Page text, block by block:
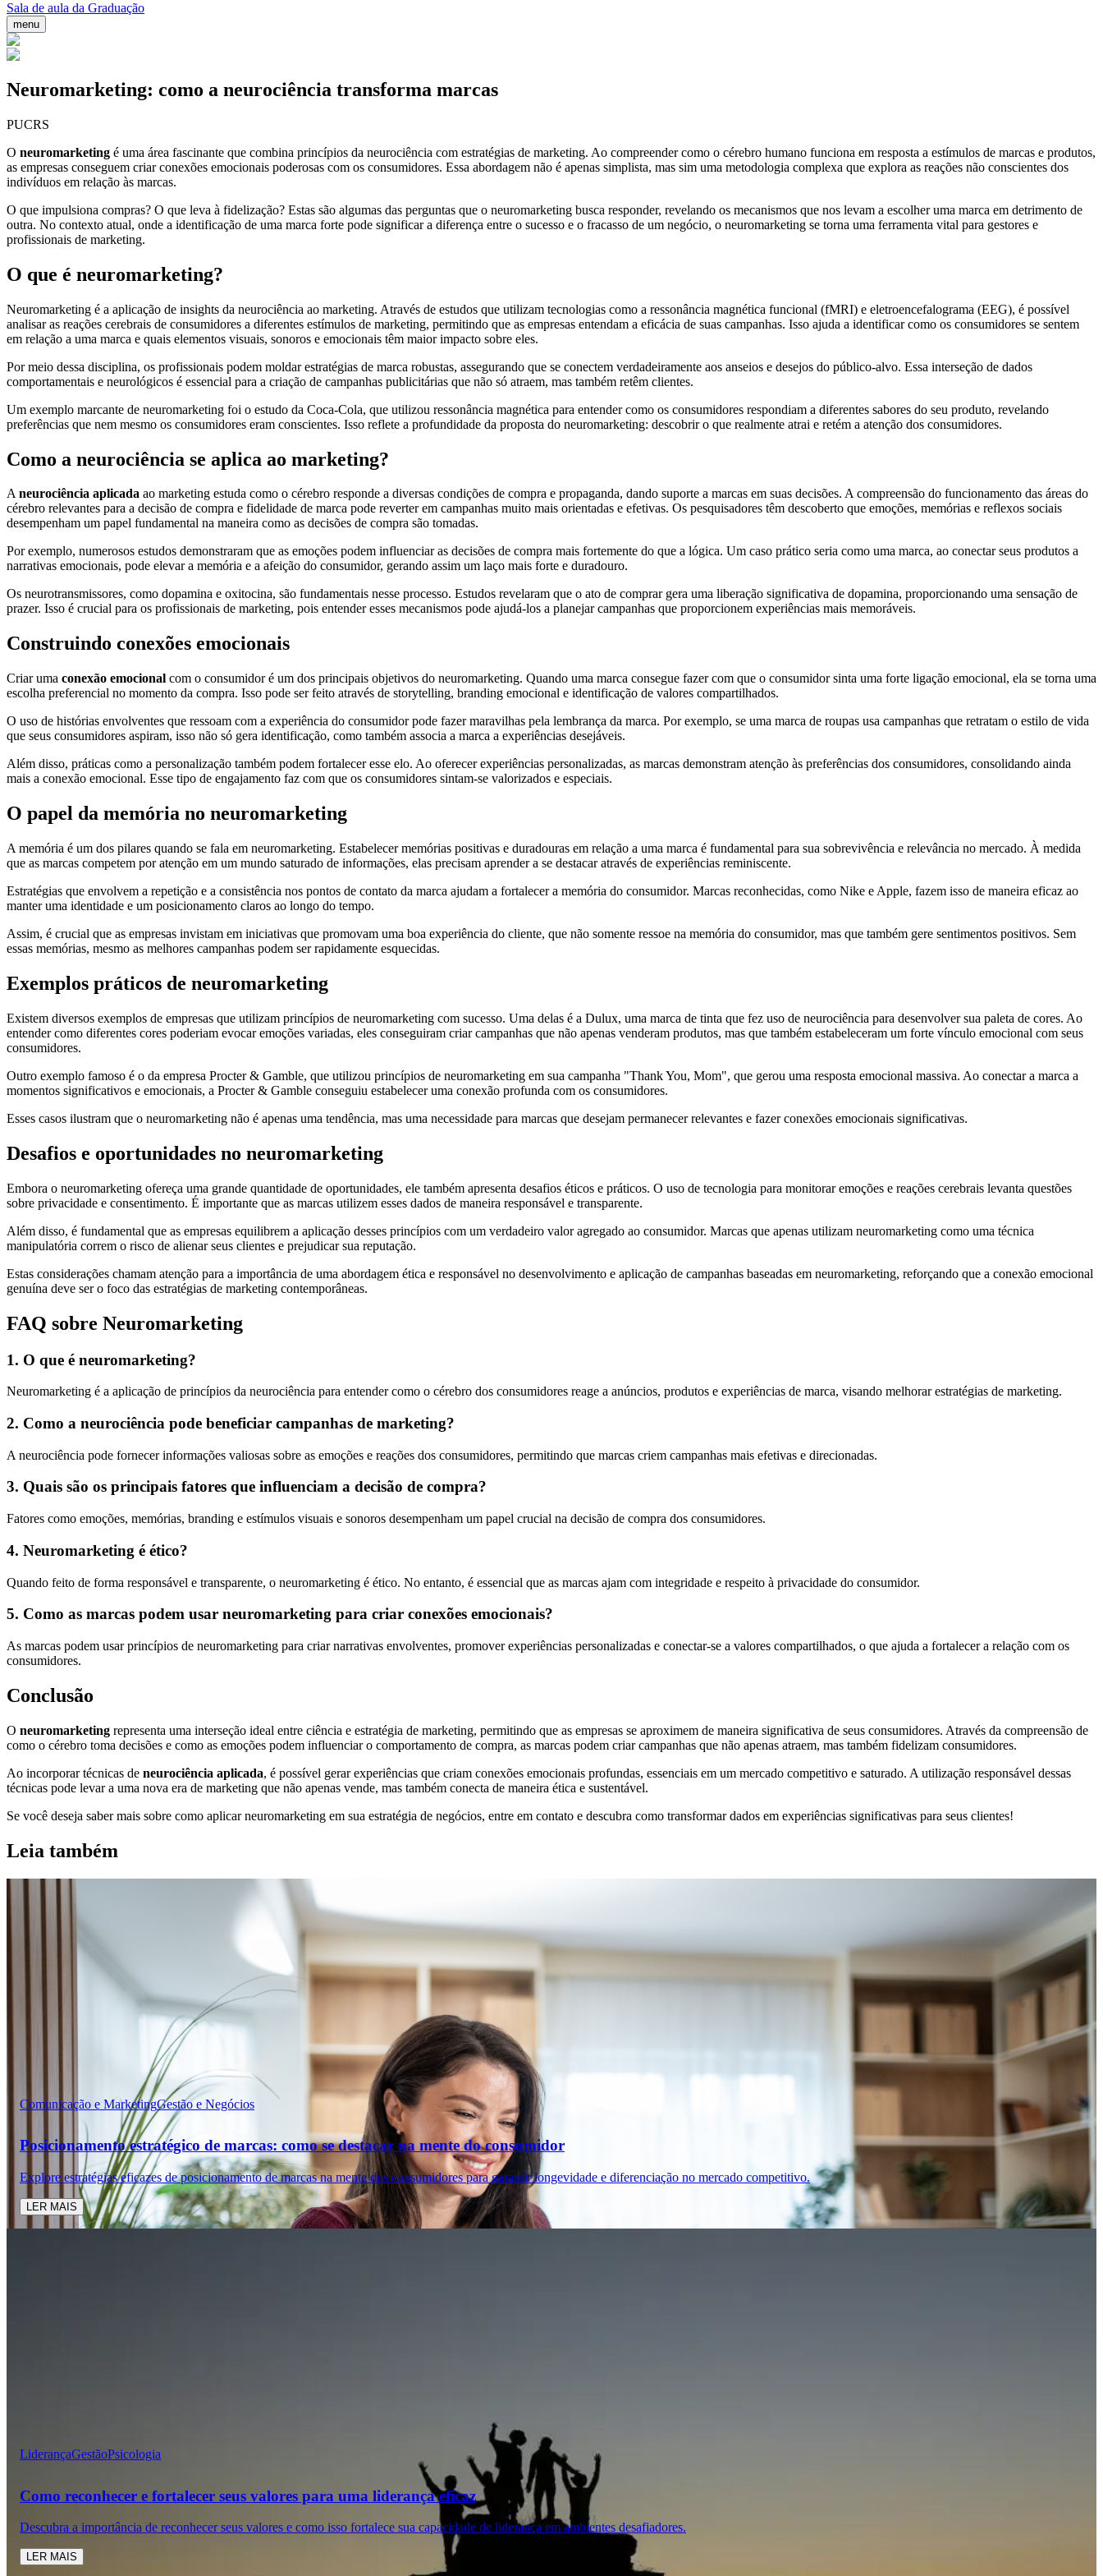
Sala de aula da Graduação
menu
Neuromarketing: como a neurociência transforma marcas
PUCRS
O neuromarketing é uma área fascinante que combina princípios da neurociência com estratégias de marketing. Ao compreender como o cérebro humano funciona em resposta a estímulos de marcas e produtos,
as empresas conseguem criar conexões emocionais poderosas com os consumidores. Essa abordagem não é apenas simplista, mas sim uma metodologia complexa que explora as reações não conscientes dos
indivíduos em relação às marcas.
O que impulsiona compras? O que leva à fidelização? Estas são algumas das perguntas que o neuromarketing busca responder, revelando os mecanismos que nos levam a escolher uma marca em detrimento de
outra. No contexto atual, onde a identificação de uma marca forte pode significar a diferença entre o sucesso e o fracasso de um negócio, o neuromarketing se torna uma ferramenta vital para gestores e
profissionais de marketing.
O que é neuromarketing?
Neuromarketing é a aplicação de insights da neurociência ao marketing. Através de estudos que utilizam tecnologias como a ressonância magnética funcional (fMRI) e eletroencefalograma (EEG), é possível
analisar as reações cerebrais de consumidores a diferentes estímulos de marketing, permitindo que as empresas entendam a eficácia de suas campanhas. Isso ajuda a identificar como os consumidores se sentem
em relação a uma marca e quais elementos visuais, sonoros e emocionais têm maior impacto sobre eles.
Por meio dessa disciplina, os profissionais podem moldar estratégias de marca robustas, assegurando que se conectem verdadeiramente aos anseios e desejos do público-alvo. Essa interseção de dados
comportamentais e neurológicos é essencial para a criação de campanhas publicitárias que não só atraem, mas também retêm clientes.
Um exemplo marcante de neuromarketing foi o estudo da Coca-Cola, que utilizou ressonância magnética para entender como os consumidores respondiam a diferentes sabores do seu produto, revelando
preferências que nem mesmo os consumidores eram conscientes. Isso reflete a profundidade da proposta do neuromarketing: descobrir o que realmente atrai e retém a atenção dos consumidores.
Como a neurociência se aplica ao marketing?
Aneurociência aplicada ao marketing estuda como o cérebro responde a diversas condições de compra e propaganda, dando suporte a marcas em suas decisões. A compreensão do funcionamento das áreas do
cérebro relevantes para a decisão de compra e fidelidade de marca pode reverter em campanhas muito mais orientadas e efetivas. Os pesquisadores têm descoberto que emoções, memórias e reflexos sociais
desempenham um papel fundamental na maneira como as decisões de compra são tomadas.
Por exemplo, numerosos estudos demonstraram que as emoções podem influenciar as decisões de compra mais fortemente do que a lógica. Um caso prático seria como uma marca, ao conectar seus produtos a
narrativas emocionais, pode elevar a memória e a afeição do consumidor, gerando assim um laço mais forte e duradouro.
Os neurotransmissores, como dopamina e oxitocina, são fundamentais nesse processo. Estudos revelaram que o ato de comprar gera uma liberação significativa de dopamina, proporcionando uma sensação de
prazer. Isso é crucial para os profissionais de marketing, pois entender esses mecanismos pode ajudá-los a planejar campanhas que proporcionem experiências mais memoráveis.
Construindo conexões emocionais
Criar uma conexão emocional com o consumidor é um dos principais objetivos do neuromarketing. Quando uma marca consegue fazer com que o consumidor sinta uma forte ligação emocional, ela se torna uma
escolha preferencial no momento da compra. Isso pode ser feito através de storytelling, branding emocional e identificação de valores compartilhados.
O uso de histórias envolventes que ressoam com a experiência do consumidor pode fazer maravilhas pela lembrança da marca. Por exemplo, se uma marca de roupas usa campanhas que retratam o estilo de vida
que seus consumidores aspiram, isso não só gera identificação, como também associa a marca a experiências desejáveis.
Além disso, práticas como a personalização também podem fortalecer esse elo. Ao oferecer experiências personalizadas, as marcas demonstram atenção às preferências dos consumidores, consolidando ainda
mais a conexão emocional. Esse tipo de engajamento faz com que os consumidores sintam-se valorizados e especiais.
O papel da memória no neuromarketing
A memória é um dos pilares quando se fala em neuromarketing. Estabelecer memórias positivas e duradouras em relação a uma marca é fundamental para sua sobrevivência e relevância no mercado. À medida
que as marcas competem por atenção em um mundo saturado de informações, elas precisam aprender a se destacar através de experiências reminiscente.
Estratégias que envolvem a repetição e a consistência nos pontos de contato da marca ajudam a fortalecer a memória do consumidor. Marcas reconhecidas, como Nike e Apple, fazem isso de maneira eficaz ao
manter uma identidade e um posicionamento claros ao longo do tempo.
Assim, é crucial que as empresas invistam em iniciativas que promovam uma boa experiência do cliente, que não somente ressoe na memória do consumidor, mas que também gere sentimentos positivos. Sem
essas memórias, mesmo as melhores campanhas podem ser rapidamente esquecidas.
Exemplos práticos de neuromarketing
Existem diversos exemplos de empresas que utilizam princípios de neuromarketing com sucesso. Uma delas é a Dulux, uma marca de tinta que fez uso de neurociência para desenvolver sua paleta de cores. Ao
entender como diferentes cores poderiam evocar emoções variadas, eles conseguiram criar campanhas que não apenas venderam produtos, mas que também estabeleceram um forte vínculo emocional com seus
consumidores.
Outro exemplo famoso é o da empresa Procter & Gamble, que utilizou princípios de neuromarketing em sua campanha "Thank You, Mom", que gerou uma resposta emocional massiva. Ao conectar a marca a
momentos significativos e emocionais, a Procter & Gamble conseguiu estabelecer uma conexão profunda com os consumidores.
Esses casos ilustram que o neuromarketing não é apenas uma tendência, mas uma necessidade para marcas que desejam permanecer relevantes e fazer conexões emocionais significativas.
Desafios e oportunidades no neuromarketing
Embora o neuromarketing ofereça uma grande quantidade de oportunidades, ele também apresenta desafios éticos e práticos. O uso de tecnologia para monitorar emoções e reações cerebrais levanta questões
sobre privacidade e consentimento. É importante que as marcas utilizem esses dados de maneira responsável e transparente.
Além disso, é fundamental que as empresas equilibrem a aplicação desses princípios com um verdadeiro valor agregado ao consumidor. Marcas que apenas utilizam neuromarketing como uma técnica
manipulatória correm o risco de alienar seus clientes e prejudicar sua reputação.
Estas considerações chamam atenção para a importância de uma abordagem ética e responsável no desenvolvimento e aplicação de campanhas baseadas em neuromarketing, reforçando que a conexão emocional
genuína deve ser o foco das estratégias de marketing contemporâneas.
FAQ sobre Neuromarketing
1. O que é neuromarketing?
Neuromarketing é a aplicação de princípios da neurociência para entender como o cérebro dos consumidores reage a anúncios, produtos e experiências de marca, visando melhorar estratégias de marketing.
2. Como a neurociência pode beneficiar campanhas de marketing?
A neurociência pode fornecer informações valiosas sobre as emoções e reações dos consumidores, permitindo que marcas criem campanhas mais efetivas e direcionadas.
3. Quais são os principais fatores que influenciam a decisão de compra?
Fatores como emoções, memórias, branding e estímulos visuais e sonoros desempenham um papel crucial na decisão de compra dos consumidores.
4. Neuromarketing é ético?
Quando feito de forma responsável e transparente, o neuromarketing é ético. No entanto, é essencial que as marcas ajam com integridade e respeito à privacidade do consumidor.
5. Como as marcas podem usar neuromarketing para criar conexões emocionais?
As marcas podem usar princípios de neuromarketing para criar narrativas envolventes, promover experiências personalizadas e conectar-se a valores compartilhados, o que ajuda a fortalecer a relação com os
consumidores.
Conclusão
O neuromarketing representa uma interseção ideal entre ciência e estratégia de marketing, permitindo que as empresas se aproximem de maneira significativa de seus consumidores. Através da compreensão de
como o cérebro toma decisões e como as emoções podem influenciar o comportamento de compra, as marcas podem criar campanhas que não apenas atraem, mas também fidelizam consumidores.
Ao incorporar técnicas de neurociência aplicada, é possível gerar experiências que criam conexões emocionais profundas, essenciais em um mercado competitivo e saturado. A utilização responsável dessas
técnicas pode levar a uma nova era de marketing que não apenas vende, mas também conecta de maneira ética e sustentável.
Se você deseja saber mais sobre como aplicar neuromarketing em sua estratégia de negócios, entre em contato e descubra como transformar dados em experiências significativas para seus clientes!
Leia também
Comunicação e MarketingGestão e Negócios
Posicionamento estratégico de marcas: como se destacar na mente do consumidor
Explore estratégias eficazes de posicionamento de marcas na mente dos consumidores para garantir longevidade e diferenciação no mercado competitivo.
LER MAIS
LiderançaGestãoPsicologia
Como reconhecer e fortalecer seus valores para uma liderança eficaz
Descubra a importância de reconhecer seus valores e como isso fortalece sua capacidade de liderança em ambientes desafiadores.
LER MAIS